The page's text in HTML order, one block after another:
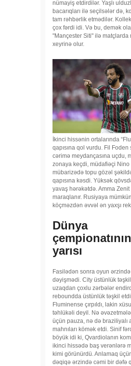
nümayiş etdirdilər. Yaşlı
bacarıqları ilə seçilsələr də,
tam rəhbərlik etmədilər.
çox fərdi idi. Və bu, demək
"Mançester Siti" ilə matçlarda
xeyrinə olur.
İkinci hissənin ortalarında
qapısına qol vurdu. Fil
cərimə meydançasına uçdu,
zonaya keçdi, müdafiəçi Nino
mübarizədə topu gözəl
qapısına kəsdi. Yüksək
yavaş hərəkətdə. Amma
maraqlanır. Rusiyaya mümkün
köçməzdən əvvəl ən yaxşı
Dünya
yarısı
Fasilədən sonra oyun
dəyişmədi. City üstünlük
uzaqdan çoxlu zərbələr
reboundda üstünlük təşkil
Fluminense çırpıldı, lakin
təhlükəli deyil. Nə
üçün pauza, nə də braziliyalı
mahnıları kömək etdi. Sinif
böyük idi ki, Qvardiolanın
ikinci hissədə baş verənlərə
kimi görünürdü. Anlamaq
dəqiqə ərzində cəmi bir dəfə